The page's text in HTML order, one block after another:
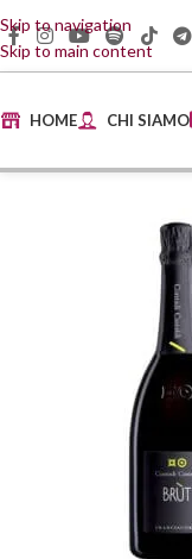
Skip to navigation
Skip to main content
HOME CHI SIAMO